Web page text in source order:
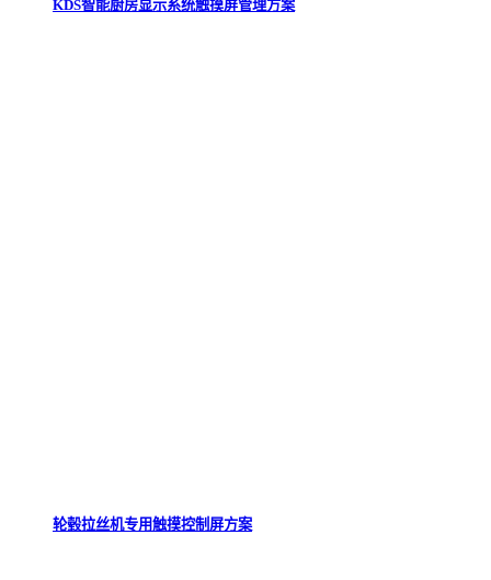
KDS智能厨房显示系统触摸屏管理方案
轮毂拉丝机专用触摸控制屏方案